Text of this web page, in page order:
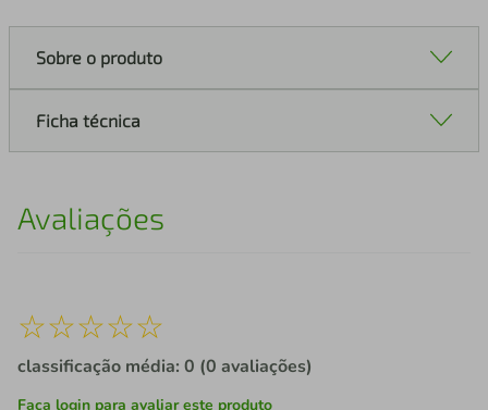
Sobre o produto
Ficha técnica
Avaliações
☆☆☆☆☆
classificação média: 0 (0 avaliações)
Faça login para avaliar este produto